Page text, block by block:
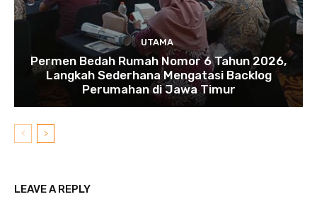
UTAMA
Permen Bedah Rumah Nomor 6 Tahun 2026,
Langkah Sederhana Mengatasi Backlog
Perumahan di Jawa Timur
LEAVE A REPLY